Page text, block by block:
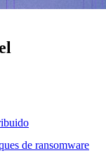
de ransomware